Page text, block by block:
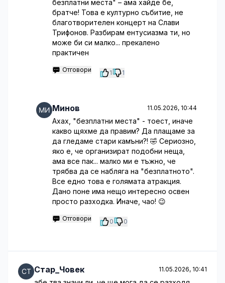
безплатни места" – ама хайде бе,
братче! Това е културно събитие, не
благотворителен концерт на Слави
Трифонов. Разбирам ентусиазма ти, но
може би си малко... прекалено
практичен
Отговори 1 1
Минов 11.05.2026, 10:44
Ахах, "безплатни места" - тоест, иначе
какво щяхме да правим? Да плащаме за
да гледаме стари камъни?! 🤣 Сериозно,
яко е, че организират подобни неща,
ама все пак... малко ми е тъжно, че
трябва да се набляга на "безплатното".
Все едно това е голямата атракция.
Дано поне има нещо интересно освен
просто разходка. Иначе, чао! 😉
Отговори 0 0
Стар_Човек 11.05.2026, 10:41